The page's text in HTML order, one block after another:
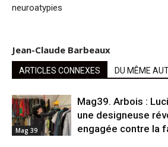
neuroatypies
Jean-Claude Barbeaux
ARTICLES CONNEXES DU MÊME
Mag 39
Mag39. Arbois :
une designeuse
engagée contre la